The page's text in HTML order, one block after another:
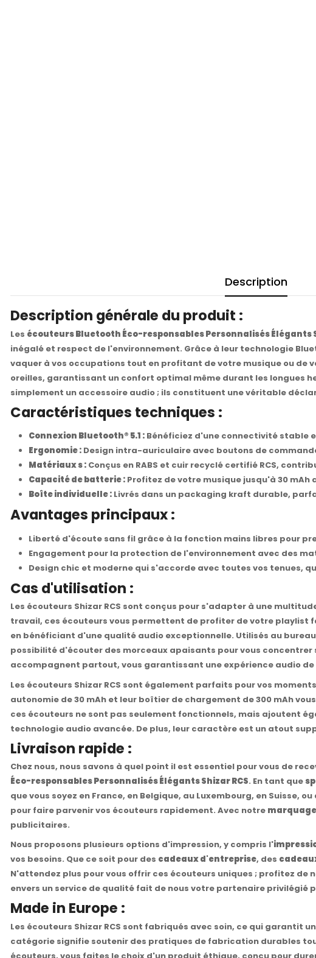
Description
Description générale du produit :
Les écouteurs Bluetooth Éco-responsables Personnalisés Élégants
inégalé et respect de l'environnement. Grâce à leur technologie
vaquer à vos occupations tout en profitant de votre musique ou de
oreilles, garantissant un confort optimal même durant les longues
simplement un accessoire audio ; ils constituent une véritable
Caractéristiques techniques :
Connexion Bluetooth® 5.1 : Bénéficiez d'une connectivité stable
Ergonomie : Design intra-auriculaire avec boutons de
Matériaux s : Conçus en RABS et cuir recyclé certifié RCS,
Capacité de batterie : Profitez de votre musique jusqu'à 30
Boîte individuelle : Livrés dans un packaging kraft durable,
Avantages principaux :
Liberté d'écoute sans fil grâce à la fonction mains libres pour
Engagement pour la protection de l'environnement avec des
Design chic et moderne qui s'accorde avec toutes vos tenues,
Cas d'utilisation :
Les écouteurs Shizar RCS sont conçus pour s'adapter à une
travail, ces écouteurs vous permettent de profiter de votre playlist
en bénéficiant d'une qualité audio exceptionnelle. Utilisés au
possibilité d'écouter des morceaux apaisants pour vous concentrer
accompagnent partout, vous garantissant une expérience audio
Les écouteurs Shizar RCS sont également parfaits pour vos
autonomie de 30 mAh et leur boîtier de chargement de 300 mAh
ces écouteurs ne sont pas seulement fonctionnels, mais ajoutent
technologie audio avancée. De plus, leur caractère est un atout
Livraison rapide :
Chez nous, nous savons à quel point il est essentiel pour vous de
Éco-responsables Personnalisés Élégants Shizar RCS. En tant que
que vous soyez en France, en Belgique, au Luxembourg, en Suisse,
pour faire parvenir vos écouteurs rapidement. Avec notre
publicitaires.
Nous proposons plusieurs options d'impression, y compris l'
vos besoins. Que ce soit pour des cadeaux d'entreprise, des
N'attendez plus pour vous offrir ces écouteurs uniques ; profitez de
envers un service de qualité fait de nous votre partenaire privilégié
Made in Europe :
Les écouteurs Shizar RCS sont fabriqués avec soin, ce qui
catégorie signifie soutenir des pratiques de fabrication durables